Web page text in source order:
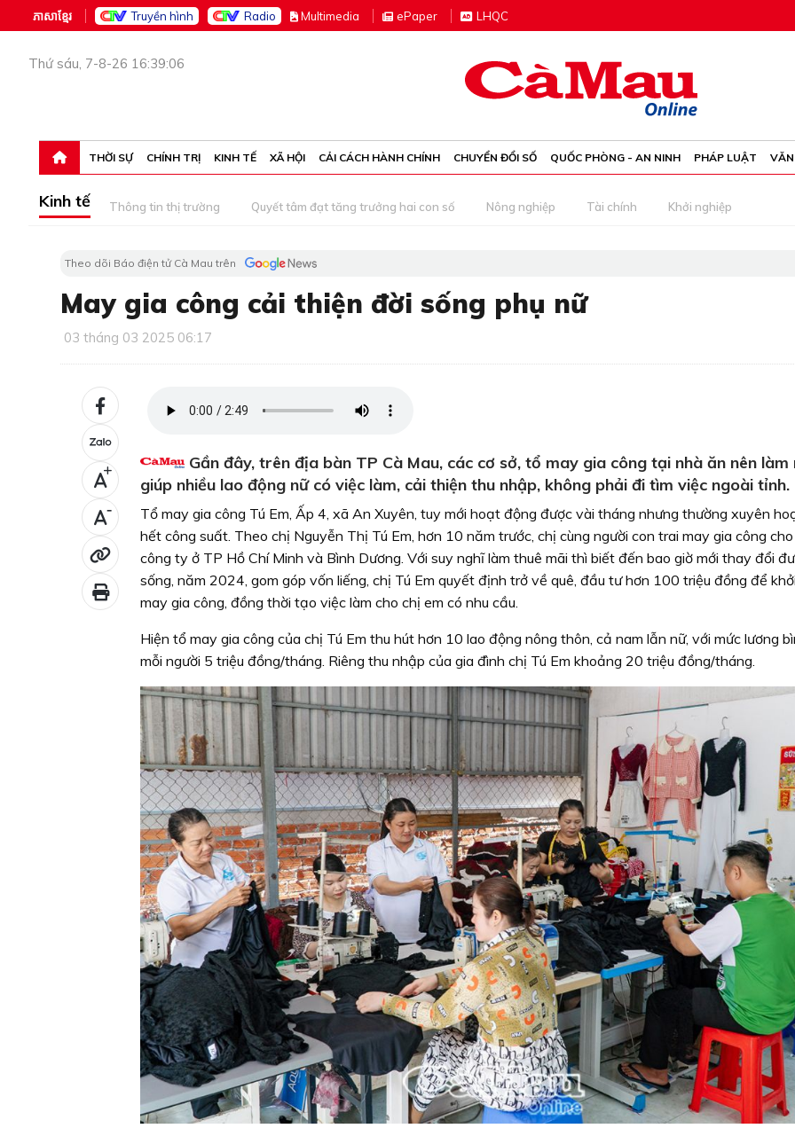
ភាសាខ្មែរ Truyền hình Radio Multimedia ePaper LHQC
Thứ sáu, 7-8-26 16:39:06
THỜI SỰ CHÍNH TRỊ KINH TẾ XÃ HỘI CẢI CÁCH HÀNH CHÍNH CHUYỂN ĐỔI SỐ QUỐC PHÒNG - AN NINH PHÁP LUẬT
Kinh tế Thông tin thị trường Quyết tâm đạt tăng trưởng hai con số Nông nghiệp Tài chính Khởi nghiệp
Theo dõi Báo điện tử Cà Mau trên
May gia công cải thiện đời sống phụ nữ
03 tháng 03 2025 06:17
+
-
Gần đây, trên địa bàn TP Cà Mau, các cơ sở, tổ may gia công tại nhà ăn nên làm
giúp nhiều lao động nữ có việc làm, cải thiện thu nhập, không phải đi tìm việc ngoài tỉnh.
Tổ may gia công Tú Em, Ấp 4, xã An Xuyên, tuy mới hoạt động được vài tháng nhưng thường xuyên
hết công suất. Theo chị Nguyễn Thị Tú Em, hơn 10 năm trước, chị cùng người con trai may gia công
công ty ở TP Hồ Chí Minh và Bình Dương. Với suy nghĩ làm thuê mãi thì biết đến bao giờ mới thay đổi
sống, năm 2024, gom góp vốn liếng, chị Tú Em quyết định trở về quê, đầu tư hơn 100 triệu đồng để
may gia công, đồng thời tạo việc làm cho chị em có nhu cầu.
Hiện tổ may gia công của chị Tú Em thu hút hơn 10 lao động nông thôn, cả nam lẫn nữ, với mức lương
mỗi người 5 triệu đồng/tháng. Riêng thu nhập của gia đình chị Tú Em khoảng 20 triệu đồng/tháng.